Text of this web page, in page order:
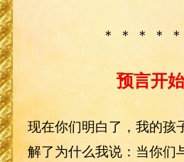
＊ ＊ ＊ ＊
预言开始
现在你们明白了，我的孩
解了为什么我说：当你们